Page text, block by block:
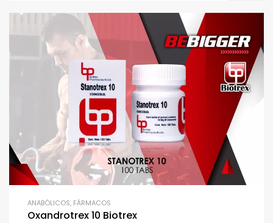
ANABÓLICOS, FÁRMACOS
Oxandrotrex 10 Biotrex